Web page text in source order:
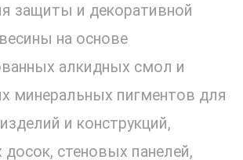
защиты и декоративной
на основе
алкидных смол и
минеральных пигментов для
и конструкций,
стеновых панелей,